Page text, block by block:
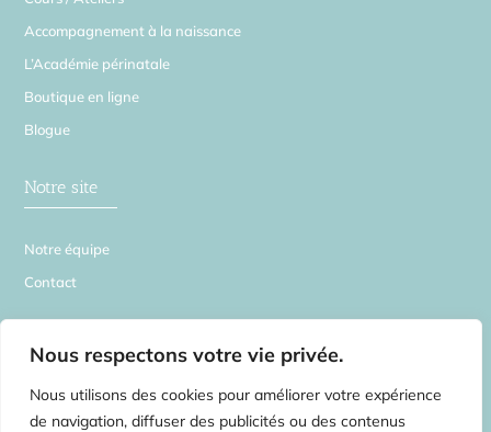
Nous respectons votre vie privée.
Nous utilisons des cookies pour améliorer votre expérience
de navigation, diffuser des publicités ou des contenus
Accompagnement à la naissance
L’Académie périnatale
Boutique en ligne
Blogue
Notre site
Notre équipe
Contact